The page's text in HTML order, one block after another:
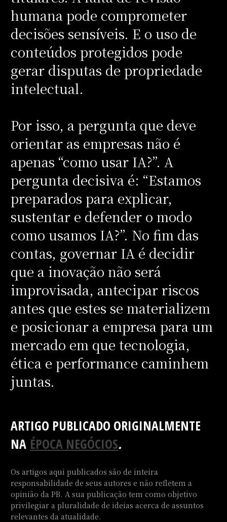
humana pode comprometer
decisões sensíveis. E o uso de
conteúdos protegidos pode
gerar disputas de propriedade
intelectual.
Por isso, a pergunta que deve
orientar as empresas não é
apenas “como usar IA?”. A
pergunta decisiva é: “Estamos
preparados para explicar,
sustentar e defender o modo
como usamos IA?”. No fim das
contas, governar IA é decidir
que a inovação não será
improvisada, antecipar riscos
antes que estes se materializem
e posicionar a empresa para um
mercado em que tecnologia,
ética e performance caminhem
juntas.
ARTIGO PUBLICADO ORIGINALMENTE
NA ÉPOCA NEGÓCIOS.
Os artigos aqui publicados são de inteira
responsabilidade de seus autores e não refletem a
opinião da PB. A sua publicação tem como objetivo
privilegiar a pluralidade de ideias acerca de assuntos
relevantes da atualidade.